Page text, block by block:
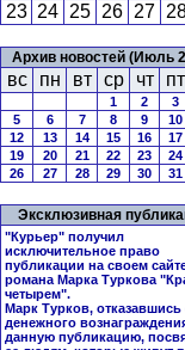
23 24 25 26 27
Архив новостей (Июль
вс пн вт ср чт пт
1 2 3
5
6 7 8 9 10
12
13 14 15 16 17
19
20 21 22 23 24
26
27 28 29 30 31
Эксклюзивная
"Курьер" получил
исключительное право
публикации на своем
романа Марка Туркова "
четырем".
Марк Турков, отказавшись
денежного
данную публикацию,